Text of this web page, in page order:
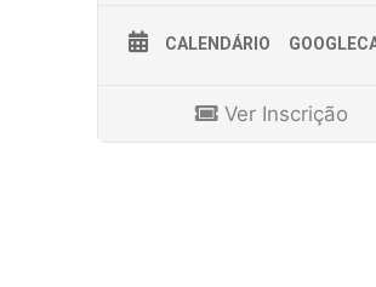
CALENDÁRIO
Ver Inscrição